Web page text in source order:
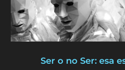
Ser o no Ser: esa